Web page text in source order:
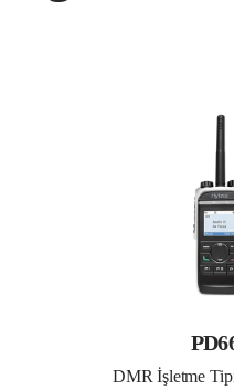
DMR İşletme